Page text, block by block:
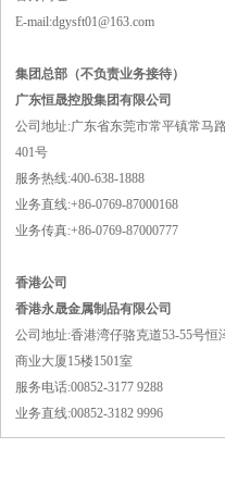
E-mail:dgysft01@163.com
集团总部（不负责业务接待）
广东恒晟控股集团有限公司
公司地址:广东省东莞市常平镇常马
401号
服务热线:400-638-1888
业务直线:+86-0769-87000168
业务传真:+86-0769-87000777
香港公司
香港永晟金属制品有限公司
公司地址:香港湾仔骆克道53-55号恒
商业大厦15楼1501室
服务电话:00852-3177 9288
业务直线:00852-3182 9996